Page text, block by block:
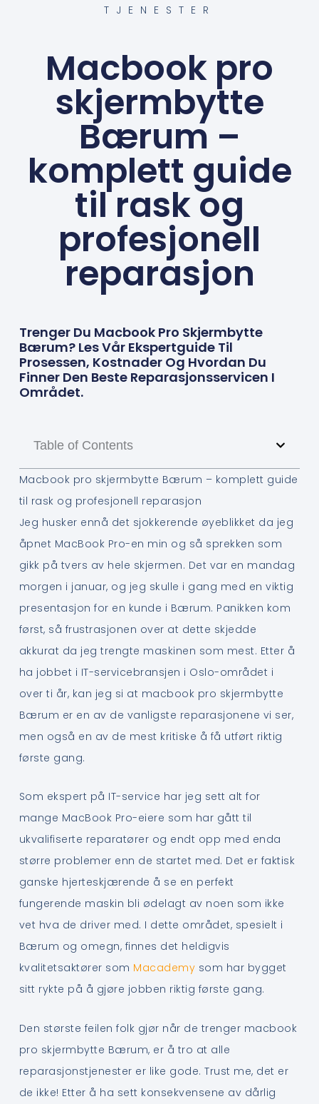
TJENESTER
Macbook pro
skjermbytte
Bærum –
komplett guide
til rask og
profesjonell
reparasjon
Trenger Du Macbook Pro Skjermbytte
Bærum? Les Vår Ekspertguide Til
Prosessen, Kostnader Og Hvordan Du
Finner Den Beste Reparasjonsservicen I
Området.
Table of Contents
Macbook pro skjermbytte Bærum – komplett guide
til rask og profesjonell reparasjon
Jeg husker ennå det sjokkerende øyeblikket da jeg
åpnet MacBook Pro-en min og så sprekken som
gikk på tvers av hele skjermen. Det var en mandag
morgen i januar, og jeg skulle i gang med en viktig
presentasjon for en kunde i Bærum. Panikken kom
først, så frustrasjonen over at dette skjedde
akkurat da jeg trengte maskinen som mest. Etter å
ha jobbet i IT-servicebransjen i Oslo-området i
over ti år, kan jeg si at macbook pro skjermbytte
Bærum er en av de vanligste reparasjonene vi ser,
men også en av de mest kritiske å få utført riktig
første gang.
Som ekspert på IT-service har jeg sett alt for
mange MacBook Pro-eiere som har gått til
ukvalifiserte reparatører og endt opp med enda
større problemer enn de startet med. Det er faktisk
ganske hjerteskjærende å se en perfekt
fungerende maskin bli ødelagt av noen som ikke
vet hva de driver med. I dette området, spesielt i
Bærum og omegn, finnes det heldigvis
kvalitetsaktører som Macademy som har bygget
sitt rykte på å gjøre jobben riktig første gang.
Den største feilen folk gjør når de trenger macbook
pro skjermbytte Bærum, er å tro at alle
reparasjonstjenester er like gode. Trust me, det er
de ikke! Etter å ha sett konsekvensene av dårlig